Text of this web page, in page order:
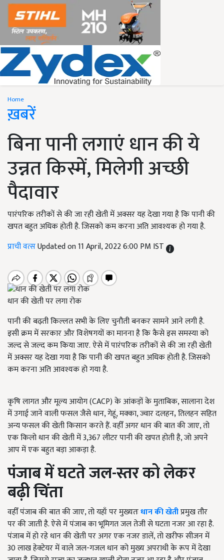
Home
ख़बरें
बिना पानी लगाएं धान की ये
उन्नत किस्में, मिलेगी अच्छी
पैदावार
पारंपरिक तरीकों से की जा रही खेती में अक्सर यह देखा गया है कि पानी की
खपत बहुत अधिक होती है. जिसको कम करना अति आवश्यक हो गया है.
प्राची वत्सUpdated on 11 April, 2022 6:00 PM IST
धान की खेती पर लगा रोक
पानी की बढ़ती किल्लत सभी के लिए चुनौती बनकर सामने आने लगी है.
इसी क्रम में सरकार और विशेषगयों का मानना है कि कैसे इस समस्या को
जल्द से जल्द कम किया जाए. ऐसे में पारंपरिक तरीकों से की जा रही खेती
में अक्सर यह देखा गया है कि पानी की खपत बहुत अधिक होती है. जिसको
कम करना अति आवश्यक हो गया है.
कृषि लागत और मूल्य आयोग (CACP) के आंकड़ों के मुताबिक, सालाना देश
में उगाई जाने वाली फसल जैसे धान, गेहूं, मक्का, ज्वार दलहन,तिलहन सहित
अन्य फसल की खेती किसान करते हैं. वहीँ अगर धान की बात की जाए, तो
एक किलो धान की खेती में 3,367 लीटर पानी की खपत होती है, जो अपने
आप में एक बहुत बड़ा आकड़ा है.
पंजाब में घटते जल-स्तर को लेकर
बढ़ी चिंता
वहीँ पंजाब की बात की जाए, तो यहाँ पर मुख्यतःधान की खेतीप्रमुख तौर
पर की जाती है. ऐसे में पंजाब का भूमिगत जल तेजी से घटता नजर आ रहा है.
पंजाब में हो रहे धान की खेती पर अगर एक नजर डालें, तो खरीफ सीजन में
30 लाख हेक्टेयर में वाले जल-गजल धान को मुख्य अपराधी के रूप में देखा